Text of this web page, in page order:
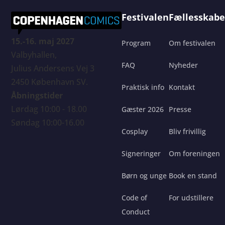
15.-16. maj 2027
Valbyhallen,
Julius Andersens Vej 3
2450 København SV.
Åbningstider
Lørdag 10:00 - 18.00
Søndag 10:00-16.00
Festivalen
Program
FAQ
Praktisk info
Gæster 2026
Cosplay
Signeringer
Børn og unge
Code of
Conduct
Om festivalen
Nyheder
Kontakt
Presse
Bliv frivillig
Om foreningen
Book en stand
For udstillere